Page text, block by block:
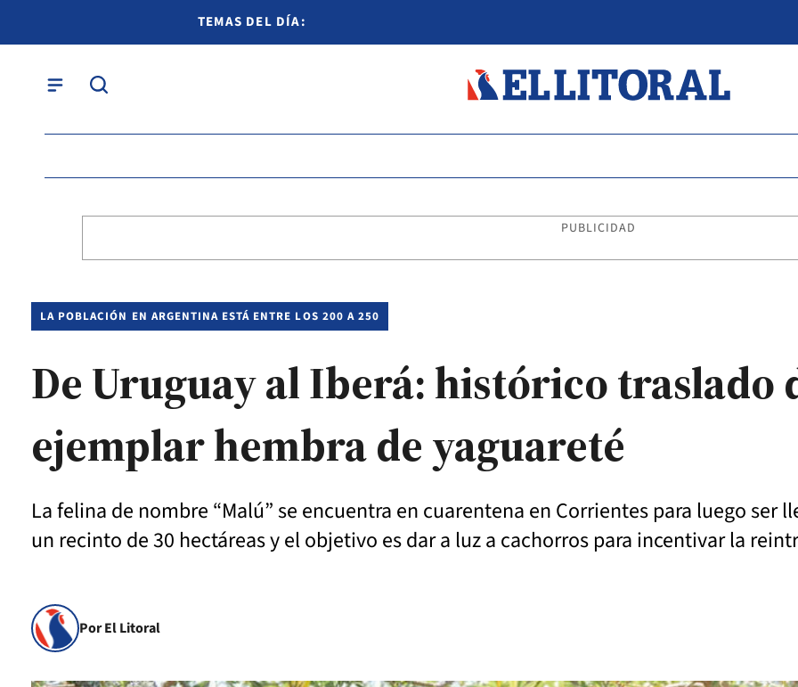
TEMAS DEL DÍA:
PUBLICIDAD
LA POBLACIÓN EN ARGENTINA ESTÁ ENTRE LOS 200 A 250
De Uruguay al Iberá: histórico traslado
ejemplar hembra de yaguareté
La felina de nombre “Malú” se encuentra en cuarentena en Corrientes para luego ser
un recinto de 30 hectáreas y el objetivo es dar a luz a cachorros para incentivar la
Por El Litoral